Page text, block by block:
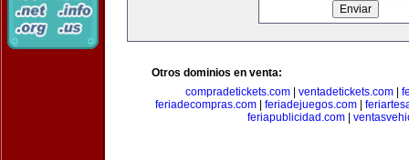
Otros dominios en venta:
compradetickets.com| ventadetickets.com|
feriadecompras.com| feriadejuegos.com|
feriapublicidad.com